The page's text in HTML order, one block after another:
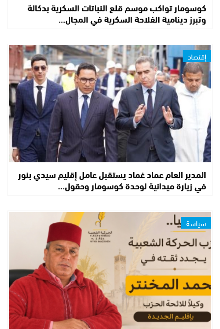
كوسومار تواكب موسم قلع النباتات السكرية بدكالة
وتبرز دينامية الفلاحة السكرية في المجال…
إقتصاد
المدير العام عماد غماد يستقبل عامل إقليم سيدي بنور
في زيارة ميدانية لوحدة كوسومار وحقول…
سياسة